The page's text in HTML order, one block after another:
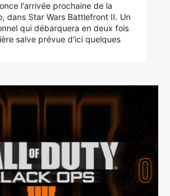
l'arrivée prochaine de la
dans Star Wars Battlefront II. Un
qui débarquera en deux fois
salve prévue d'ici quelques
×